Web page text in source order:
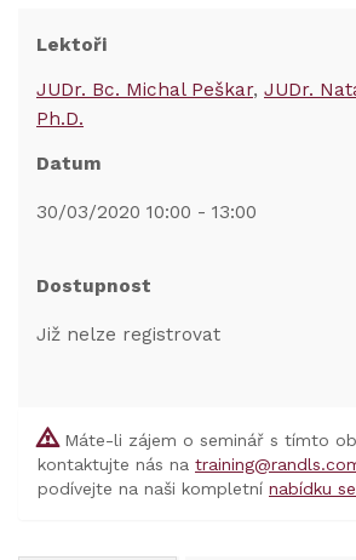
Lektoři
JUDr. Bc. Michal Peškar JUDr.
Ph.D.
Datum
30/03/2020 10:00 - 13:00
Dostupnost
Již nelze registrovat
Máte-li zájem o seminář s tímto
kontaktujte nás na
podívejte na naši kompletní nabídku